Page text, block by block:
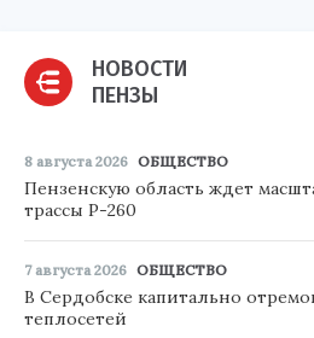
НОВОСТИ
ПЕНЗЫ
8 августа 2026 ОБЩЕСТВО
Пензенскую область ждет
трассы Р-260
7 августа 2026 ОБЩЕСТВО
В Сердобске капитально
теплосетей